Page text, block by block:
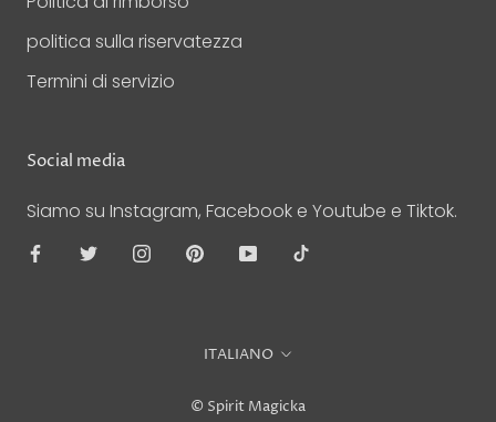
politica sulla riservatezza
Termini di servizio
Social media
Siamo su Instagram, Facebook e Youtube e Tiktok.
Lingua
ITALIANO
© Spirit Magicka